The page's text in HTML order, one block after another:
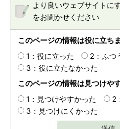
より良いウェブサイトに
をお聞かせください
このページの情報は役に立ち
1：役に立った
2：ふつ
3：役に立たなかった
このページの情報は見つけや
1：見つけやすかった
2
3：見つけにくかった